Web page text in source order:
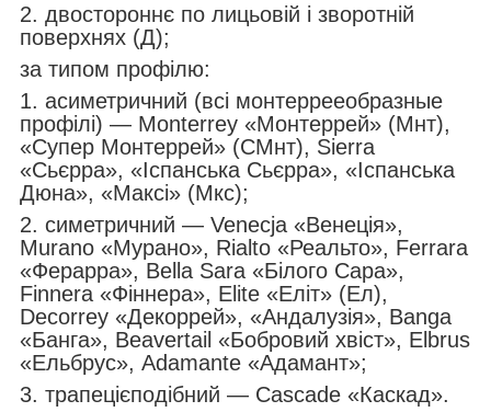
2. двостороннє по лицьовій і зворотній
поверхнях (Д);
за типом профілю:
1. асиметричний (всі монтеррееобразные
профілі) — Monterrey «Монтеррей» (Мнт),
«Супер Монтеррей» (СМнт), Sierra
«Сьєрра», «Іспанська Сьєрра», «Іспанська
Дюна», «Максі» (Мкс);
2. симетричний — Venecja «Венеція»,
Murano «Мурано», Rialto «Реальто», Ferrara
«Ферарра», Bella Sara «Білого Сара»,
Finnera «Фіннера», Elite «Еліт» (Ел),
Decorrey «Декоррей», «Андалузія», Banga
«Банга», Beavertail «Бобровий хвіст», Elbrus
«Ельбрус», Adamante «Адамант»;
3. трапецієподібний — Cascade «Каскад».